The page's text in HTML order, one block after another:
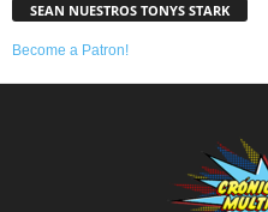
SEAN NUESTROS TONYS STARK
Become a Patron!